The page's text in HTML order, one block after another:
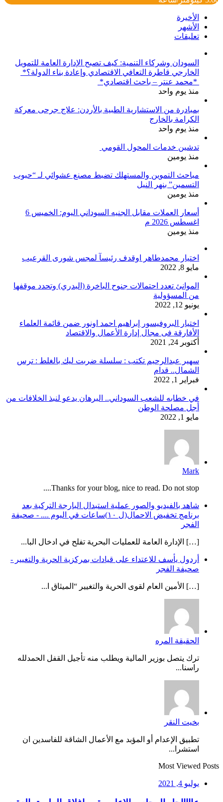
الأخيرة
الأشهر
تعليقات
السودان وشركاء التنمية: كيف تصبح الإدارة العامة للتمويل
الخارجي قاطرة التعافي الاقتصادي وإعادة بناء الدولة؟*
*محمد عنتر – باحث اقتصادي*
منذ يوم واحد
بمبادرة من الاستشارية الطبية بالأردن: علاج جرحى معركة
الكرامة بالخارج
منذ يوم واحد
تدشين خدمات المحول القومي
منذ يومين
مباحث التموين والمستهلك تضبط مصنع عشوائي لـ “حبوب
التسمين” بنهر النيل
منذ يومين
أسعار العملات مقابل الجنيه السوداني اليوم: الخميس 6
اغسطس 2026 م
منذ يومين
اختيار محمدطاهر اوقدف رئيسآ لمجس شورى القرعيب
مايو 8, 2022
الموانئ تعدد احتمالات جنوح الباخرة (البدري) وتحدد موقفها
من المسؤولية
يونيو 12, 2022
اختيار البروفيسور إبراهيم احمد اونور ضمن قائمة العلماء
الأفارقة فى مجال إدارة الأعمال والاقتصاد
أكتوبر 24, 2021
سهير عبدالرحيم تكتب : سلسلة ضربت ليك بالغلط : ترس
الشمال.. قدام
فبراير 1, 2022
في خطابه للشعب السوداني.. البرهان يدعو لنبذ الخلافات من
أجل مصلحة الوطن
مايو 1, 2022
Mark
Thanks for your blog, nice to read. Do not stop....
شاهد بالفيديو والصور عملية استبدال البارجة التركية بعد
برنامج تخفيض الاحمال(ل ١٠)ساعات في اليوم .... - صحيفة
الفجر
[…] الإدارة العامة للعمليات البحرية تفلح في ادخال البا...
أردول يأسف للاعتداء على قيادات بمركزية الحرية والتغيير -
صحيفة الفجر
[…] الأمين العام لقوى الحرية والتغيير “الميثاق ا...
الحقيقة المره
ترك يتصل بوزير المالية ويطلب منه تأجيل القفل الحمدلله
راسنا...
بخيت النقر
تطبيق الإعدام أو المؤبد مع الأعمال الشاقة للفاسدين ان
استشرا...
Most Viewed Posts
يوليو 4, 2021